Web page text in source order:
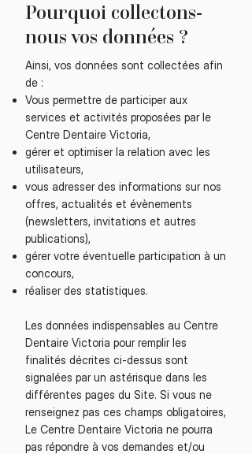
Pourquoi collectons-
nous vos données ?
Ainsi, vos données sont collectées afin
de :
Vous permettre de participer aux
services et activités proposées par le
Centre Dentaire Victoria,
gérer et optimiser la relation avec les
utilisateurs,
vous adresser des informations sur nos
offres, actualités et évènements
(newsletters, invitations et autres
publications),
gérer votre éventuelle participation à un
concours,
réaliser des statistiques.
Les données indispensables au Centre
Dentaire Victoria pour remplir les
finalités décrites ci-dessus sont
signalées par un astérisque dans les
différentes pages du Site. Si vous ne
renseignez pas ces champs obligatoires,
Le Centre Dentaire Victoria ne pourra
pas répondre à vos demandes et/ou